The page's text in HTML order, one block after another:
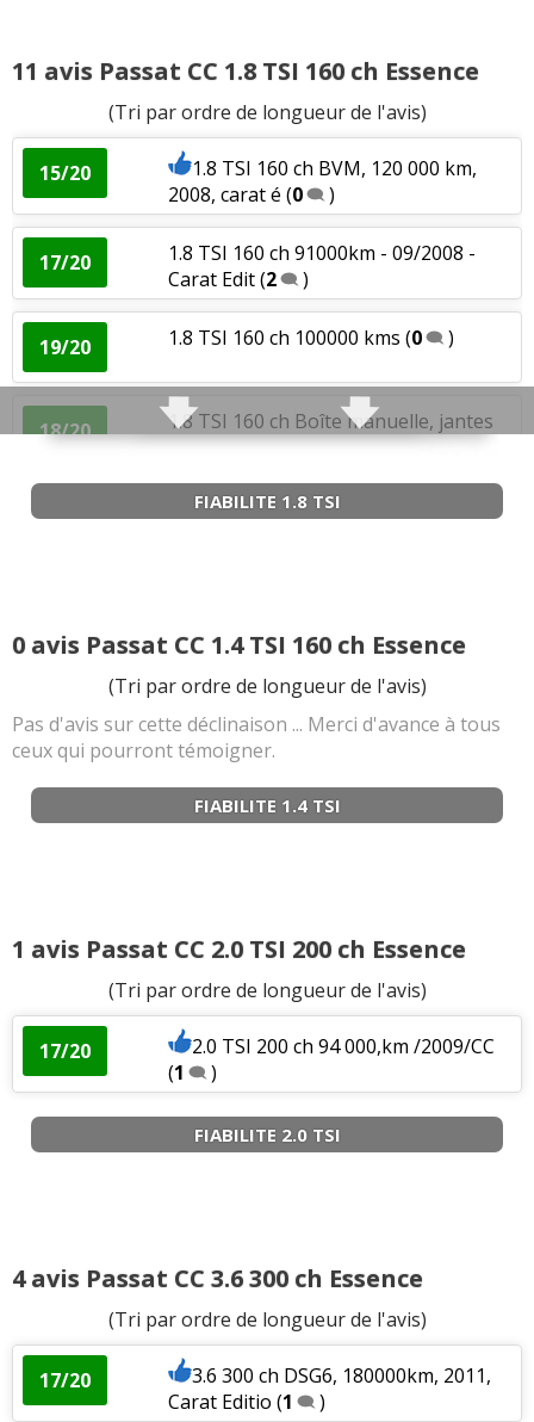
11 avis Passat CC 1.8 TSI 160 ch Essence
(Tri par ordre de longueur de l'avis)
15/20
1.8 TSI 160 ch BVM, 120 000 km,
2008, carat é (0 )
17/20
1.8 TSI 160 ch 91000km - 09/2008 -
Carat Edit(2 )
19/20 1.8 TSI 160 ch 100000 kms (0 )
18/20
1.8 TSI 160 ch Boîte manuelle, jantes
18, fin(0)
14/20
1.8 TSI 160 ch Boite manuelle / 110 000
1.8 TSI 160 ch BVM. 150.000. Passât cc
1.8 to (0)
-- /20
1.8 TSI 160 ch Automatique annee
2010 passat(3)
10/20
17/20
1.8 TSI 160 ch 87000,2008,carat édition
(0)
Fiabilité:1
n'aime pas
:1n'aime pas
Agrément :4aiment 2n'aiment pas
Consommation:4aiment 1n'aime pas
FIABILITE 1.8 TSI
0 avis Passat CC 1.4 TSI 160 ch Essence
(Tri par ordre de longueur de l'avis)
Pas d'avis sur cette déclinaison ... Merci d'avance à tous
ceux qui pourront témoigner.
FIABILITE 1.4 TSI
1 avis Passat CC 2.0 TSI 200 ch Essence
(Tri par ordre de longueur de l'avis)
17/20
2.0 TSI 200 ch 94 000,km /2009/CC
(1 )
FIABILITE 2.0 TSI
4 avis Passat CC 3.6 300 ch Essence
(Tri par ordre de longueur de l'avis)
17/20
3.6 300 ch DSG6, 180000km, 2011,
Carat Editio (1 )